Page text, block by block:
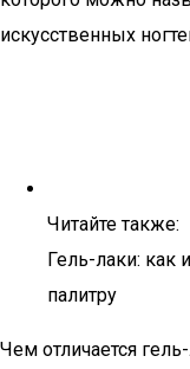
искусственных
Читайте также:
Гель-лаки: как
палитру
Чем отличается